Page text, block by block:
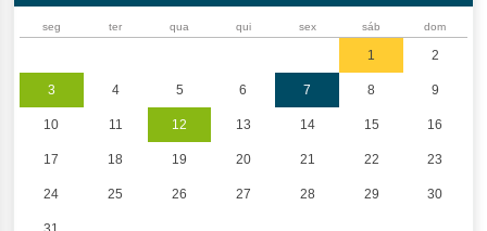
seg ter qua qui sex sáb dom
1 2
3 4 5 6 7 8 9
10 11 12 13 14 15 16
17 18 19 20 21 22 23
24 25 26 27 28 29 30